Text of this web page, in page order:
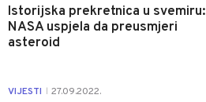
Istorijska prekretnica u svemiru:
NASA uspjela da preusmjeri
asteroid
VIJESTI 27.09.2022.